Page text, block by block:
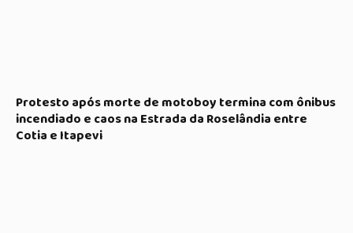
Protesto após morte de motoboy termina com ônibus
incendiado e caos na Estrada da Roselândia entre
Cotia e Itapevi